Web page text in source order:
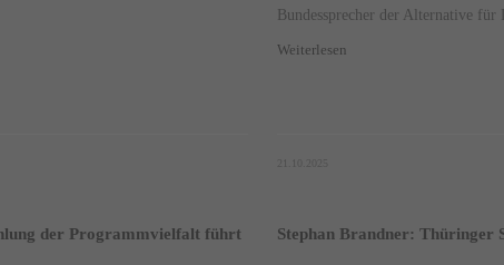
Bundessprecher der Alternative für
Weiterlesen
der Programmvielfalt führt
Stephan Brandner: Thüringer